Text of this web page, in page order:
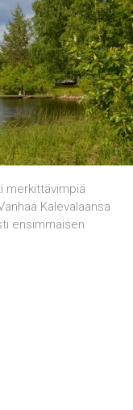
merkittävimpiä
Kalevalaansa
ensimmäisen